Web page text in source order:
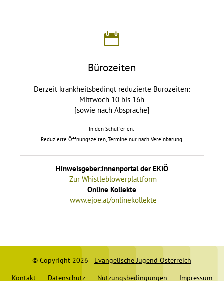
Bürozeiten
Derzeit krankheitsbedingt reduzierte Bürozeiten:
Mittwoch 10 bis 16h
[sowie nach Absprache]
In den Schulferien:
Reduzierte Öffnungszeiten, Termine nur nach Vereinbarung.
Hinweisgeber:innenportal der EKiÖ
Zur Whistleblowerplattform
Online Kollekte
www.ejoe.at/onlinekollekte
© Copyright 2026 Evangelische Jugend Österreich
Kontakt Datenschutz Nutzungsbedingungen Impressum